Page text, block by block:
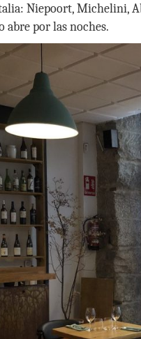
Niepoort, Michelini,
abre por las noches.